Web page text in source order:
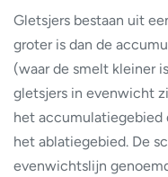
Gletsjers bestaan uit
groter is dan de
(waar de smelt kleiner
gletsjers in evenwicht
het accumulatiegebied
het ablatiegebied. De
evenwichtslijn